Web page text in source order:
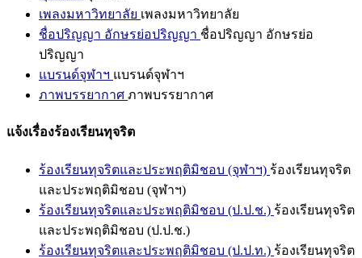
เพลงมหาวิทยาลัย เพลงมหาวิทยาลัย
ชื่อปริญญา อักษรย่อปริญญา ชื่อปริญญา อักษรย่อ
ปริญญา
แบรนด์จุฬาฯ แบรนด์จุฬาฯ
ภาพบรรยากาศ ภาพบรรยากาศ
แจ้งเรื่องร้องเรียนทุจริต
ร้องเรียนทุจริตและประพฤติมิชอบ (จุฬาฯ) ร้องเรียนทุจริต
และประพฤติมิชอบ (จุฬาฯ)
ร้องเรียนทุจริตและประพฤติมิชอบ (ป.ป.ช.) ร้องเรียนทุจริต
และประพฤติมิชอบ (ป.ป.ช.)
ร้องเรียนทุจริตและประพฤติมิชอบ (ป.ป.ท.) ร้องเรียนทุจริต